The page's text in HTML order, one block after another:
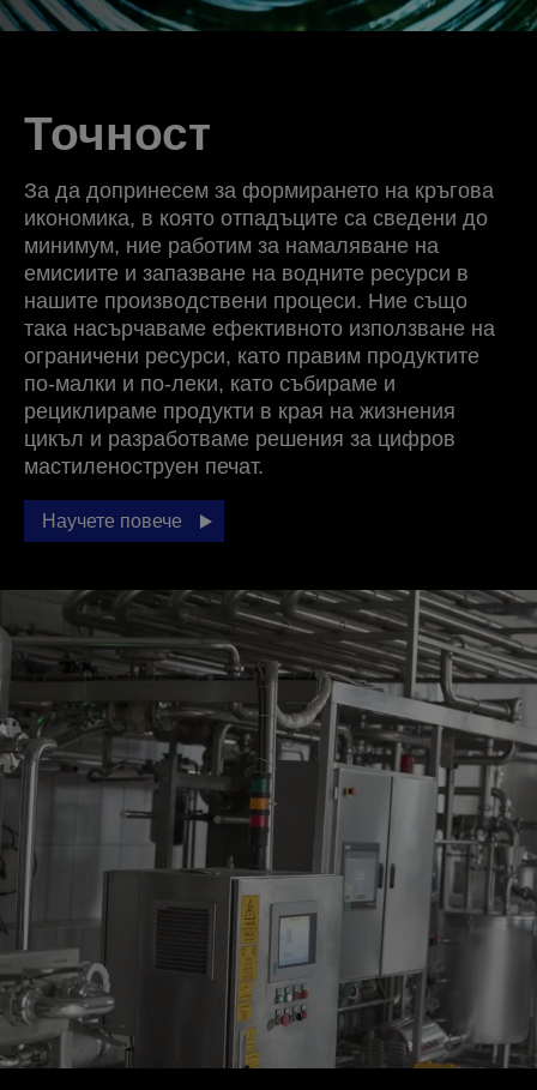
Точност
За да допринесем за формирането на кръгова
икономика, в която отпадъците са сведени до
минимум, ние работим за намаляване на
емисиите и запазване на водните ресурси в
нашите производствени процеси. Ние също
така насърчаваме ефективното използване на
ограничени ресурси, като правим продуктите
по-малки и по-леки, като събираме и
рециклираме продукти в края на жизнения
цикъл и разработваме решения за цифров
мастиленоструен печат.
Научете повече